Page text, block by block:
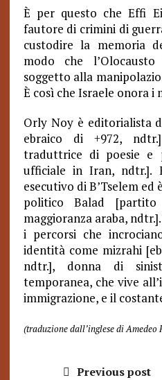
È per questo che Effi
fautore di crimini di
custodire la memoria
modo che
soggetto alla
È così che Israele onora i
Orly Noy è editorialista
ebraico di +972,
traduttrice di poesie e
ufficiale in Iran, ndtr.].
esecutivo di B’Tselem
politico Balad
maggioranza araba,
i percorsi che
identità come mizrahi
ndtr.], donna di
temporanea, che vive
immigrazione, e il
(traduzione dall’inglese di Amedeo
Previous post